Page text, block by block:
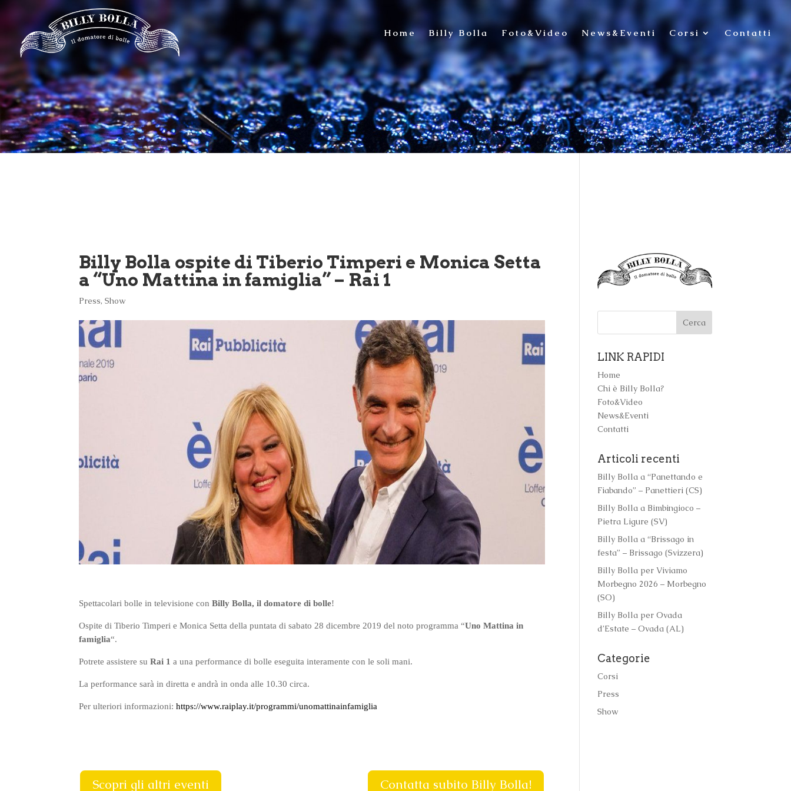
Home Billy Bolla Foto&Video News&Eventi Corsi Contatti
Billy Bolla ospite di Tiberio Timperi e Monica Setta
a “Uno Mattina in famiglia” – Rai 1
Press,Show
Spettacolari bolle in televisione conBilly Bolla, il domatore di bolle!
Ospite di Tiberio Timperi e Monica Setta della puntata di sabato 28 dicembre 2019 del noto programma “Uno Mattina in
famiglia“.
Potrete assistere suRai 1 a una performance di bolle eseguita interamente con le soli mani.
La performance sarà in diretta e andrà in onda alle 10.30 circa.
Per ulteriori informazioni:https://www.raiplay.it/programmi/unomattinainfamiglia
Scopri gli altri eventi Contatta subito Billy Bolla!
LINK RAPIDI
Home
Chi è Billy Bolla?
Foto&Video
News&Eventi
Contatti
Articoli recenti
Billy Bolla a “Panettando e
Fiabando” – Panettieri (CS)
Billy Bolla a Bimbingioco –
Pietra Ligure (SV)
Billy Bolla a “Brissago in
festa” – Brissago (Svizzera)
Billy Bolla per Viviamo
Morbegno 2026 – Morbegno
(SO)
Billy Bolla per Ovada
d’Estate – Ovada (AL)
Categorie
Corsi
Press
Show